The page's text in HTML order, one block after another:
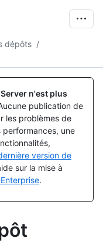
dépôts /
n'est plus
publication de
les problèmes de
performances, une
version de
sur la mise à
.